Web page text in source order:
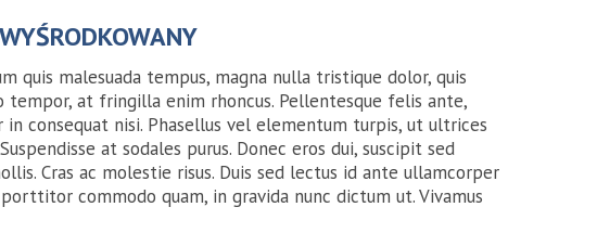
quis malesuada tempus, magna nulla tristique dolor, quis
tempor, at fringilla enim rhoncus. Pellentesque felis ante,
consequat nisi. Phasellus vel elementum turpis, ut ultrices
at sodales purus. Donec eros dui, suscipit sed
Cras ac molestie risus. Duis sed lectus id ante ullamcorper
commodo quam, in gravida nunc dictum ut. Vivamus